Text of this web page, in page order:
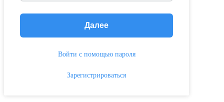
Далее
Войти с помощью пароля
Зарегистрироваться